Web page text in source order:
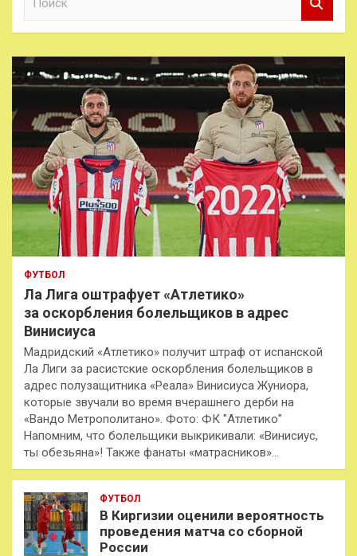
к
ФУТБОЛ
Ла Лига оштрафует «Атлетико»
за оскорбления болельщиков в адрес
Винисиуса
Мадридский «Атлетико» получит штраф от испанской
Ла Лиги за расистские оскорбления болельщиков в
адрес полузащитника «Реала» Винисиуса Жуниора,
которые звучали во время вчерашнего дерби на
«Вандо Метрополитано». Фото: ФК "Атлетико"
Напомним, что болельщики выкрикивали: «Винисиус,
ты обезьяна»! Также фанаты «матрасников»…
ФУТБОЛ
В Киргизии оценили вероятность
проведения матча со сборной
России